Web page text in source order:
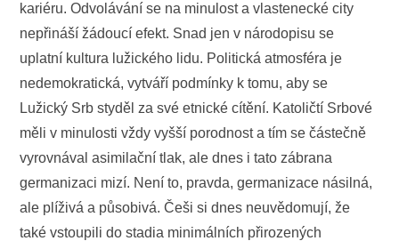
kariéru. Odvolávání se na minulost a vlastenecké city
nepřináší žádoucí efekt. Snad jen v národopisu se
uplatní kultura lužického lidu. Politická atmosféra je
nedemokratická, vytváří podmínky k tomu, aby se
Lužický Srb styděl za své etnické cítění. Katoličtí Srbové
měli v minulosti vždy vyšší porodnost a tím se částečně
vyrovnával asimilační tlak, ale dnes i tato zábrana
germanizaci mizí. Není to, pravda, germanizace násilná,
ale plíživá a působivá. Češi si dnes neuvědomují, že
také vstoupili do stadia minimálních přirozených